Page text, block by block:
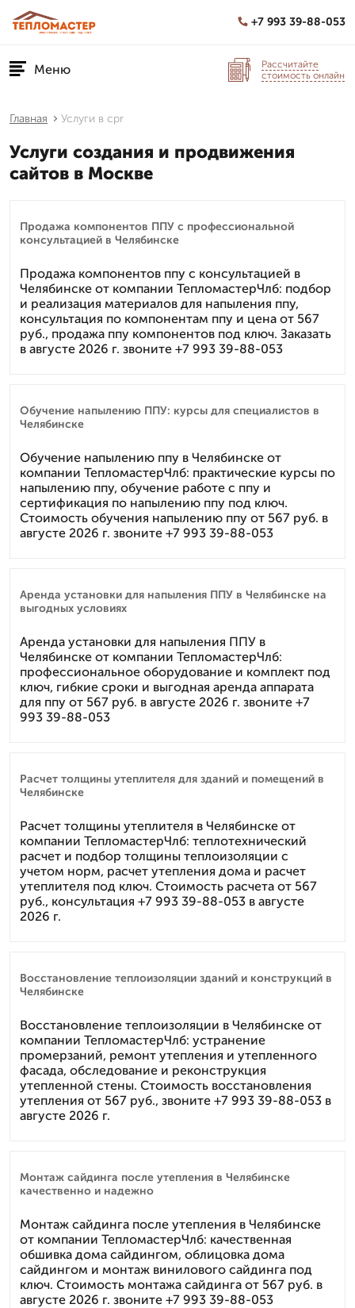
+7 993 39-88-053
Меню
Рассчитайте
стоимость онлайн
Главная Услуги в cpr
Услуги создания и продвижения
сайтов в Москве
Продажа компонентов ППУ с профессиональной
консультацией в Челябинске
Продажа компонентов ппу с консультацией в
Челябинске от компании ТепломастерЧлб: подбор
и реализация материалов для напыления ппу,
консультация по компонентам ппу и цена от 567
руб., продажа ппу компонентов под ключ. Заказать
в августе 2026 г. звоните +7 993 39-88-053
Обучение напылению ППУ: курсы для специалистов в
Челябинске
Обучение напылению ппу в Челябинске от
компании ТепломастерЧлб: практические курсы по
напылению ппу, обучение работе с ппу и
сертификация по напылению ппу под ключ.
Стоимость обучения напылению ппу от 567 руб. в
августе 2026 г. звоните +7 993 39-88-053
Аренда установки для напыления ППУ в Челябинске на
выгодных условиях
Аренда установки для напыления ППУ в
Челябинске от компании ТепломастерЧлб:
профессиональное оборудование и комплект под
ключ, гибкие сроки и выгодная аренда аппарата
для ппу от 567 руб. в августе 2026 г. звоните +7
993 39-88-053
Расчет толщины утеплителя для зданий и помещений в
Челябинске
Расчет толщины утеплителя в Челябинске от
компании ТепломастерЧлб: теплотехнический
расчет и подбор толщины теплоизоляции с
учетом норм, расчет утепления дома и расчет
утеплителя под ключ. Стоимость расчета от 567
руб., консультация +7 993 39-88-053 в августе
2026 г.
Восстановление теплоизоляции зданий и конструкций в
Челябинске
Восстановление теплоизоляции в Челябинске от
компании ТепломастерЧлб: устранение
промерзаний, ремонт утепления и утепленного
фасада, обследование и реконструкция
утепленной стены. Стоимость восстановления
утепления от 567 руб., звоните +7 993 39-88-053 в
августе 2026 г.
Монтаж сайдинга после утепления в Челябинске
качественно и надежно
Монтаж сайдинга после утепления в Челябинске
от компании ТепломастерЧлб: качественная
обшивка дома сайдингом, облицовка дома
сайдингом и монтаж винилового сайдинга под
ключ. Стоимость монтажа сайдинга от 567 руб. в
августе 2026 г. звоните +7 993 39-88-053